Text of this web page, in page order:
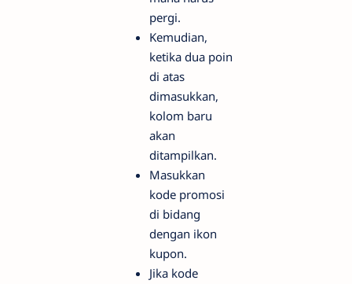
pergi.
Kemudian,
ketika dua poin
di atas
dimasukkan,
kolom baru
akan
ditampilkan.
Masukkan
kode promosi
di bidang
dengan ikon
kupon.
Jika kode